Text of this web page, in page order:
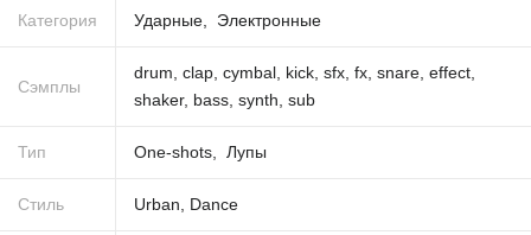
Категория Ударные Электронные
Сэмплы
drum clap cymbal kick sfx fx snare effect
shaker, bass synth sub
Тип One-shots Лупы
Стиль Urban Dance